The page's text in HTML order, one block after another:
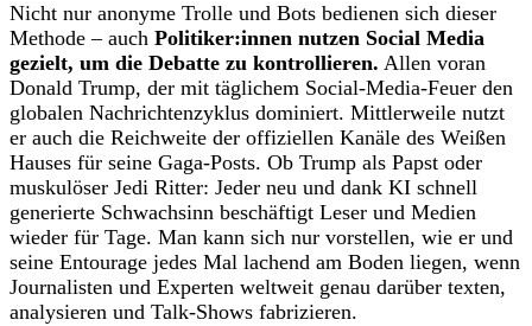
Nicht nur anonyme Trolle und Bots bedienen sich dieser
Methode – auch Politiker:innen nutzen Social Media
gezielt, um die Debatte zu kontrollieren. Allen voran
Donald Trump, der mit täglichem Social-Media-Feuer den
globalen Nachrichtenzyklus dominiert. Mittlerweile nutzt
er auch die Reichweite der offiziellen Kanäle des Weißen
Hauses für seine Gaga-Posts. Ob Trump als Papst oder
muskulöser Jedi Ritter: Jeder neu und dank KI schnell
generierte Schwachsinn beschäftigt Leser und Medien
wieder für Tage. Man kann sich nur vorstellen, wie er und
seine Entourage jedes Mal lachend am Boden liegen, wenn
Journalisten und Experten weltweit genau darüber texten,
analysieren und Talk-Shows fabrizieren.